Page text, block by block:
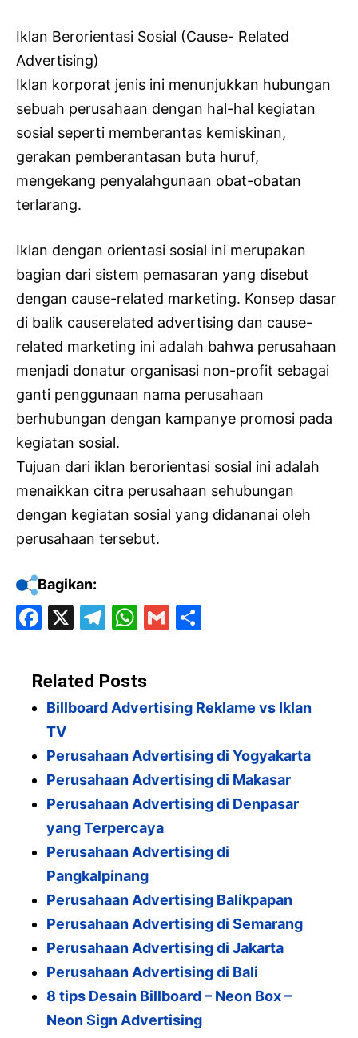
Iklan Berorientasi Sosial (Cause- Related
Advertising)
Iklan korporat jenis ini menunjukkan hubungan
sebuah perusahaan dengan hal-hal kegiatan
sosial seperti memberantas kemiskinan,
gerakan pemberantasan buta huruf,
mengekang penyalahgunaan obat-obatan
terlarang.
Iklan dengan orientasi sosial ini merupakan
bagian dari sistem pemasaran yang disebut
dengan cause-related marketing. Konsep dasar
di balik causerelated advertising dan cause-
related marketing ini adalah bahwa perusahaan
menjadi donatur organisasi non-profit sebagai
ganti penggunaan nama perusahaan
berhubungan dengan kampanye promosi pada
kegiatan sosial.
Tujuan dari iklan berorientasi sosial ini adalah
menaikkan citra perusahaan sehubungan
dengan kegiatan sosial yang didananai oleh
perusahaan tersebut.
Bagikan:
F
c
e
b
o
o
k
X
T
e
gr
a
m
W
s
A
p
p
G
l
e
Related Posts
Billboard Advertising Reklame vs Iklan
TV
Perusahaan Advertising di Yogyakarta
Perusahaan Advertising di Makasar
Perusahaan Advertising di Denpasar
yang Terpercaya
Perusahaan Advertising di
Pangkalpinang
Perusahaan Advertising Balikpapan
Perusahaan Advertising di Semarang
Perusahaan Advertising di Jakarta
Perusahaan Advertising di Bali
8 tips Desain Billboard – Neon Box –
Neon Sign Advertising